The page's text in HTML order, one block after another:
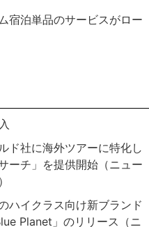
宿泊単品のサービスがロー
ド社に海外ツアーに特化し
ーチ」を提供開始（ニュー
）
ハイクラス向け新ブランド
Planet」のリリース（ニ